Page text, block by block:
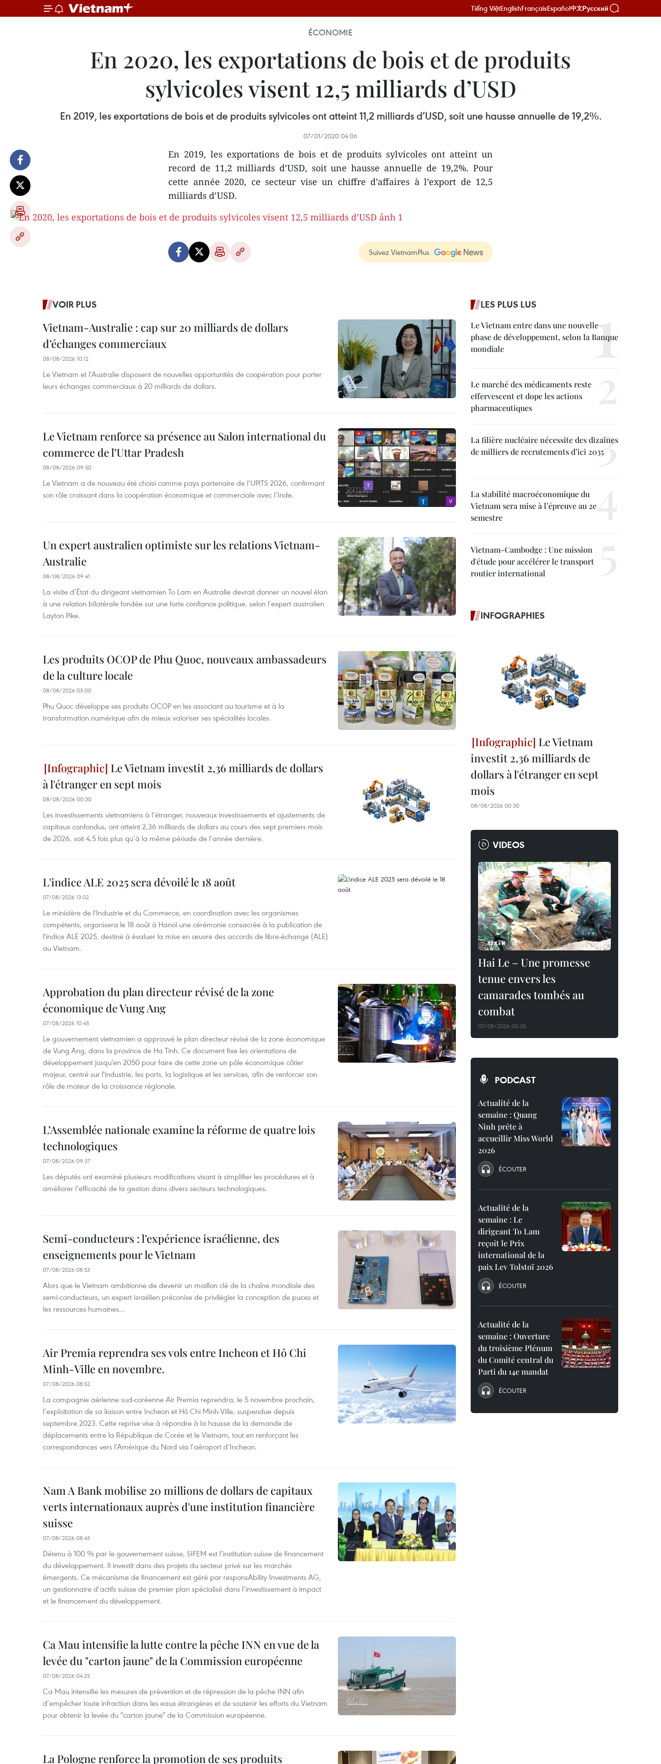
Tiếng ViệtEnglishFrançaisEspañol中文Русский
ÉCONOMIE
En 2020, les exportations de bois et de produits
sylvicoles visent 12,5 milliards d’USD
En 2019, les exportations de bois et de produits sylvicoles ont atteint 11,2 milliards d’USD, soit une hausse annuelle de 19,2%.
07/01/2020 04:06
En 2019, les exportations de bois et de produits sylvicoles ont atteint un
record de 11,2 milliards d’USD, soit une hausse annuelle de 19,2%. Pour
cette année 2020, ce secteur vise un chiffre d’affaires à l’export de 12,5
milliards d’USD.
Suivez VietnamPlus
VOIR PLUS
Vietnam-Australie : cap sur 20 milliards de dollars
d’échanges commerciaux
08/08/2026 10:12
Le Vietnam et l’Australie disposent de nouvelles opportunités de coopération pour porter
leurs échanges commerciaux à 20 milliards de dollars.
Le Vietnam renforce sa présence au Salon international du
commerce de l’Uttar Pradesh
08/08/2026 09:50
Le Vietnam a de nouveau été choisi comme pays partenaire de l’UPITS 2026, confirmant
son rôle croissant dans la coopération économique et commerciale avec l’Inde.
Un expert australien optimiste sur les relations Vietnam-
Australie
08/08/2026 09:41
La visite d’État du dirigeant vietnamien To Lam en Australie devrait donner un nouvel élan
à une relation bilatérale fondée sur une forte confiance politique, selon l’expert australien
Layton Pike.
Les produits OCOP de Phu Quoc, nouveaux ambassadeurs
de la culture locale
08/08/2026 05:00
Phu Quoc développe ses produits OCOP en les associant au tourisme et à la
transformation numérique afin de mieux valoriser ses spécialités locales.
Le Vietnam investit 2,36 milliards de dollars
à l'étranger en sept mois
08/08/2026 00:30
Les investissements vietnamiens à l’étranger, nouveaux investissements et ajustements de
capitaux confondus, ont atteint 2,36 milliards de dollars au cours des sept premiers mois
de 2026, soit 4,5 fois plus qu’à la même période de l’année dernière.
L'indice ALE 2025 sera dévoilé le 18 août
07/08/2026 13:02
Le ministère de l'Industrie et du Commerce, en coordination avec les organismes
compétents, organisera le 18 août à Hanoï une cérémonie consacrée à la publication de
l'indice ALE 2025, destiné à évaluer la mise en œuvre des accords de libre-échange (ALE)
au Vietnam.
Approbation du plan directeur révisé de la zone
économique de Vung Ang
07/08/2026 10:45
Le gouvernement vietnamien a approuvé le plan directeur révisé de la zone économique
de Vung Ang, dans la province de Ha Tinh. Ce document fixe les orientations de
développement jusqu'en 2050 pour faire de cette zone un pôle économique côtier
majeur, centré sur l'industrie, les ports, la logistique et les services, afin de renforcer son
rôle de moteur de la croissance régionale.
L’Assemblée nationale examine la réforme de quatre lois
technologiques
07/08/2026 09:37
Les députés ont examiné plusieurs modifications visant à simplifier les procédures et à
améliorer l’efficacité de la gestion dans divers secteurs technologiques.
Semi-conducteurs : l’expérience israélienne, des
enseignements pour le Vietnam
07/08/2026 08:53
Alors que le Vietnam ambitionne de devenir un maillon clé de la chaîne mondiale des
semi-conducteurs, un expert israélien préconise de privilégier la conception de puces et
les ressources humaines...
Air Premia reprendra ses vols entre Incheon et Hô Chi
Minh-Ville en novembre.
07/08/2026 08:52
La compagnie aérienne sud-coréenne Air Premia reprendra, le 5 novembre prochain,
l’exploitation de sa liaison entre Incheon et Hô Chi Minh-Ville, suspendue depuis
septembre 2023. Cette reprise vise à répondre à la hausse de la demande de
déplacements entre la République de Corée et le Vietnam, tout en renforçant les
correspondances vers l’Amérique du Nord via l’aéroport d’Incheon.
Nam A Bank mobilise 20 millions de dollars de capitaux
verts internationaux auprès d'une institution financière
suisse
07/08/2026 08:45
Détenu à 100 % par le gouvernement suisse, SIFEM est l’institution suisse de financement
du développement. Il investit dans des projets du secteur privé sur les marchés
émergents. Ce mécanisme de financement est géré par responsAbility Investments AG,
un gestionnaire d’actifs suisse de premier plan spécialisé dans l’investissement à impact
et le financement du développement.
Ca Mau intensifie la lutte contre la pêche INN en vue de la
levée du "carton jaune" de la Commission européenne
07/08/2026 04:25
Ca Mau intensifie les mesures de prévention et de répression de la pêche INN afin
d’empêcher toute infraction dans les eaux étrangères et de soutenir les efforts du Vietnam
pour obtenir la levée du "carton jaune" de la Commission européenne.
La Pologne renforce la promotion de ses produits
LES PLUS LUS
Le Vietnam entre dans une nouvelle
phase de développement, selon la Banque
mondiale
Le marché des médicaments reste
effervescent et dope les actions
pharmaceutiques
La filière nucléaire nécessite des dizaines
de milliers de recrutements d’ici 2035
La stabilité macroéconomique du
Vietnam sera mise à l’épreuve au 2e
semestre
Vietnam-Cambodge : Une mission
d'étude pour accélérer le transport
routier international
INFOGRAPHIES
Le Vietnam
investit 2,36 milliards de
dollars à l'étranger en sept
mois
08/08/2026 00:30
VIDEOS
Hai Le – Une promesse
tenue envers les
camarades tombés au
combat
07/08/2026 00:30
PODCAST
Actualité de la
semaine : Quang
Ninh prête à
accueillir Miss World
2026
ÉCOUTER
Actualité de la
semaine : Le
dirigeant To Lam
reçoit le Prix
international de la
paix Lev Tolstoï 2026
ÉCOUTER
Actualité de la
semaine : Ouverture
du troisième Plénum
du Comité central du
Parti du 14e mandat
ÉCOUTER